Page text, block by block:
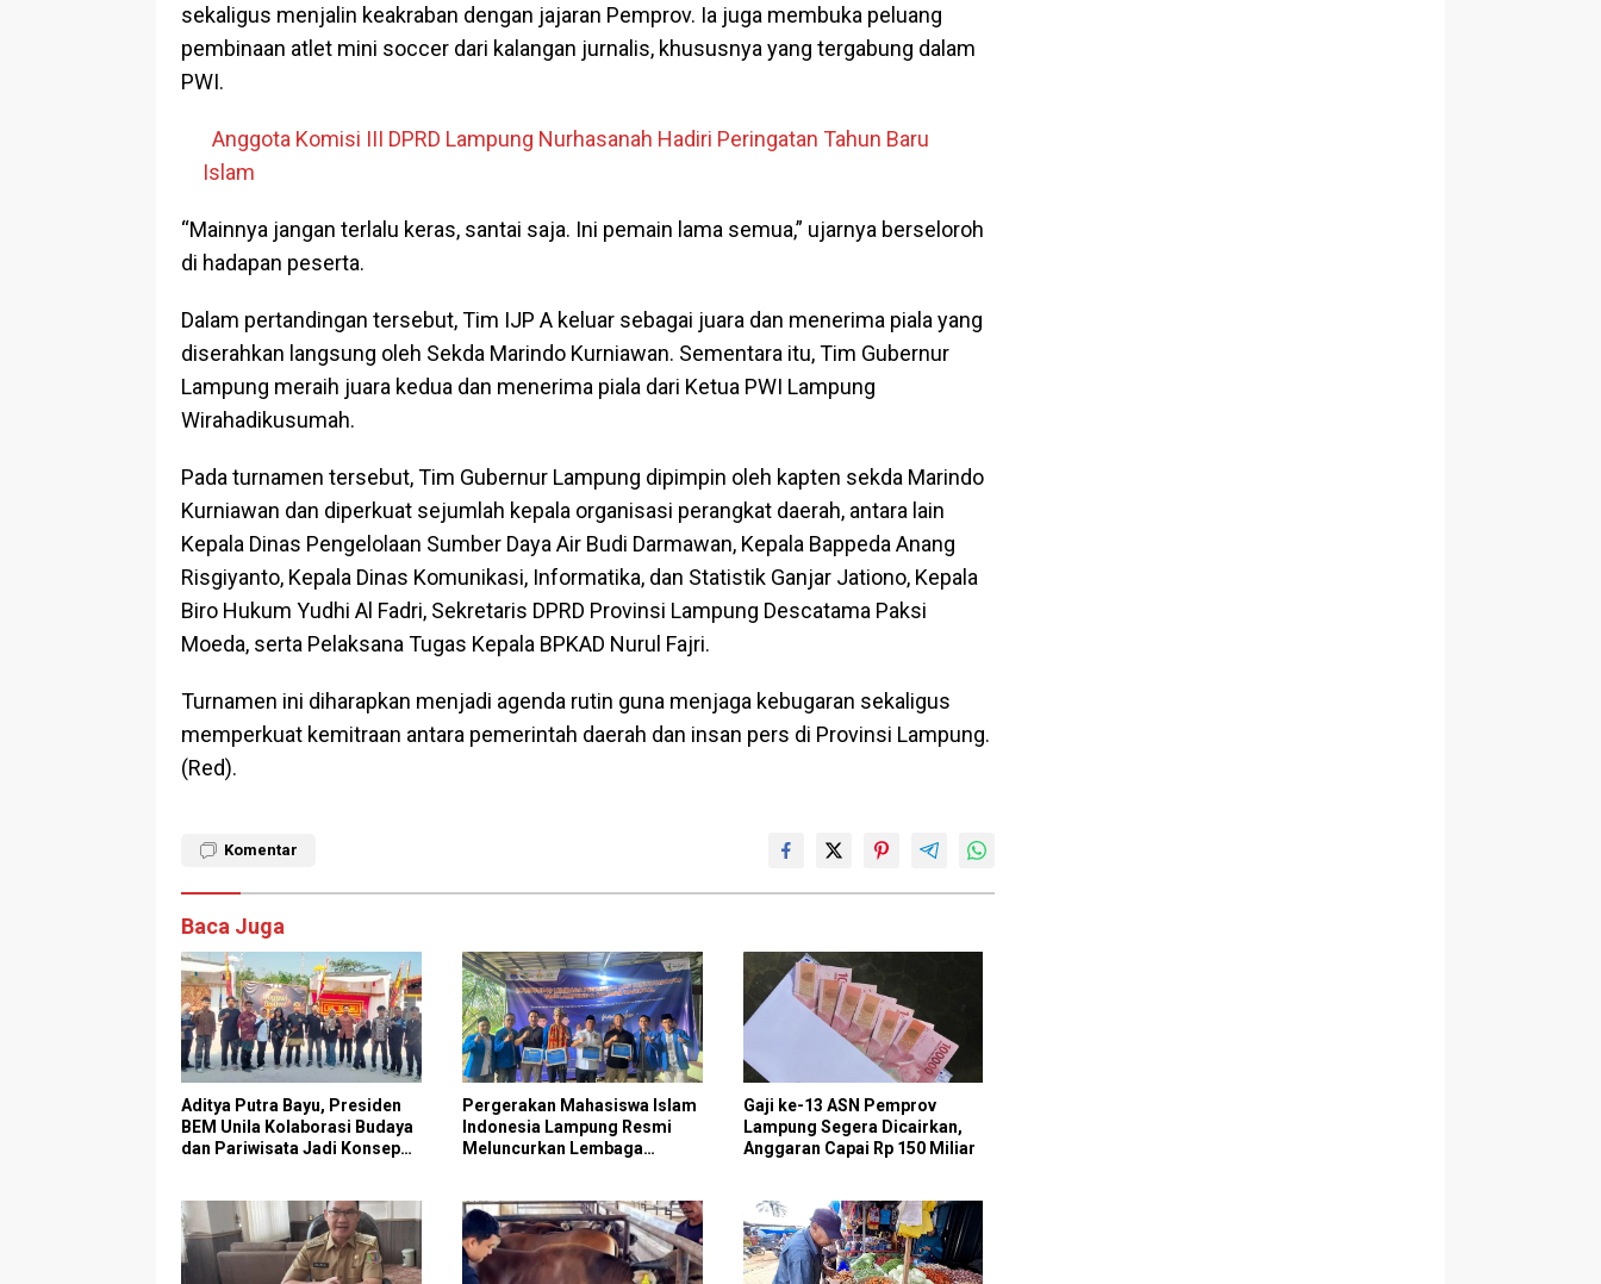
sekaligus menjalin keakraban dengan jajaran Pemprov. Ia juga membuka peluang
pembinaan atlet mini soccer dari kalangan jurnalis, khususnya yang tergabung dalam
PWI.
Anggota Komisi III DPRD Lampung Nurhasanah Hadiri Peringatan Tahun Baru
Islam
“Mainnya jangan terlalu keras, santai saja. Ini pemain lama semua,” ujarnya berseloroh
di hadapan peserta.
Dalam pertandingan tersebut, Tim IJP A keluar sebagai juara dan menerima piala yang
diserahkan langsung oleh Sekda Marindo Kurniawan. Sementara itu, Tim Gubernur
Lampung meraih juara kedua dan menerima piala dari Ketua PWI Lampung
Wirahadikusumah.
Pada turnamen tersebut, Tim Gubernur Lampung dipimpin oleh kapten sekda Marindo
Kurniawan dan diperkuat sejumlah kepala organisasi perangkat daerah, antara lain
Kepala Dinas Pengelolaan Sumber Daya Air Budi Darmawan, Kepala Bappeda Anang
Risgiyanto, Kepala Dinas Komunikasi, Informatika, dan Statistik Ganjar Jationo, Kepala
Biro Hukum Yudhi Al Fadri, Sekretaris DPRD Provinsi Lampung Descatama Paksi
Moeda, serta Pelaksana Tugas Kepala BPKAD Nurul Fajri.
Turnamen ini diharapkan menjadi agenda rutin guna menjaga kebugaran sekaligus
memperkuat kemitraan antara pemerintah daerah dan insan pers di Provinsi Lampung.
(Red).
Komentar
Baca Juga
Aditya Putra Bayu, Presiden
BEM Unila Kolaborasi Budaya
dan Pariwisata Jadi Konsep
Pergerakan Mahasiswa Islam
Indonesia Lampung Resmi
Meluncurkan Lembaga
Gaji ke-13 ASN Pemprov
Lampung Segera Dicairkan,
Anggaran Capai Rp 150 Miliar